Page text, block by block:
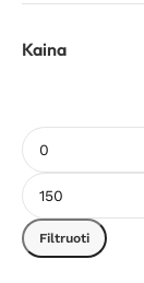
Kaina
Filtruoti